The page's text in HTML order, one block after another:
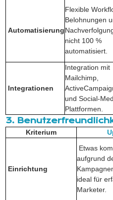
Automatisierung
Flexible
Belohnungen
nicht 100 %
automatisiert.
Integrationen
Integration mit
Mailchimp,
und Social-
Plattformen.
3.
Kriterium
Einrichtung
Etwas
aufgrund
ideal für
Marketer.